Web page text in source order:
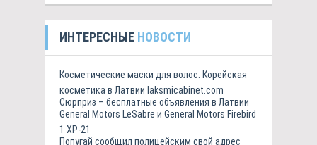
ИНТЕРЕСНЫЕ НОВОСТИ
Косметические маски для волос. Корейская
косметика в Латвии laksmicabinet.com
Сюрприз – бесплатные объявления в Латвии
General Motors LeSabre и General Motors Firebird
1 XP-21
Попугай сообщил полицейским свой адрес